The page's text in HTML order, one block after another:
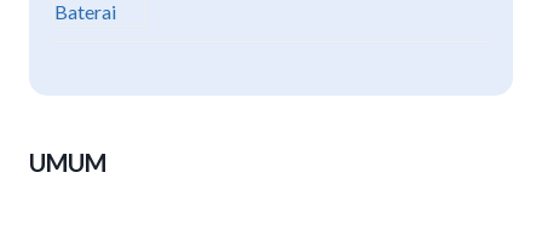
UMUM